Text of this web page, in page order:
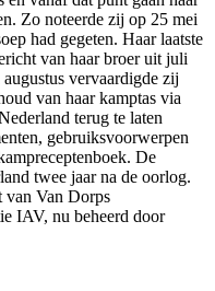
Zo noteerde zij op 25 mei
had gegeten. Haar laatste
van haar broer uit juli
vervaardigde zij
van haar kamptas via
terug te laten
gebruiksvoorwerpen
De
twee jaar na de oorlog.
van Van Dorps
IAV, nu beheerd door